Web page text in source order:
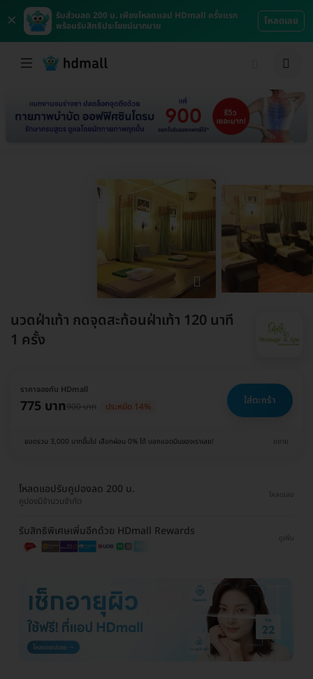
×
รับส่วนลด 200 บ. เพียงโหลดแอป HDmall ครั้งแรก
พร้อมรับสิทธิประโยชน์มากมาย
โหลดเลย
นวดฝ่าเท้า กดจุดสะท้อนฝ่าเท้า 120 นาที
1 ครั้ง
ราคาจองกับ HDmall
775 บาท900 บาท ประหยัด 14% ใส่ตะกร้า
ยอดรวม 3,000 บาทขึ้นไป เลือกผ่อน 0% ได้ บอกแอดมินของเราเลย! ขยาย
โหลดแอปรับคูปองลด 200 บ.
คูปองมีจำนวนจำกัด
โหลดเลย
รับสิทธิพิเศษเพิ่มอีกด้วย HDmall Rewards
ดูเพิ่ม